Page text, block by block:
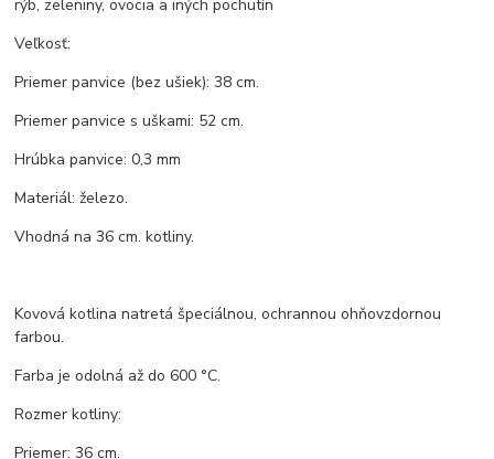
rýb, zeleniny, ovocia a iných pochutín
Veľkosť:
Priemer panvice (bez ušiek): 38 cm.
Priemer panvice s uškami: 52 cm.
Hrúbka panvice: 0,3 mm
Materiál: železo.
Vhodná na 36 cm. kotliny.
Kovová kotlina natretá špeciálnou, ochrannou ohňovzdornou
farbou.
Farba je odolná až do 600 °C.
Rozmer kotliny:
Priemer: 36 cm.